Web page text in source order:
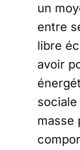
un
entre
libre
avoir
masse